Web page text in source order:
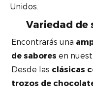
Unidos.
Variedad de
Encontrarás una
de sabores en
Desde las clásicas
trozos de